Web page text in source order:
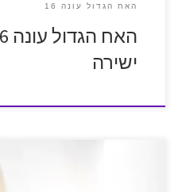
האח הגדול עונה 16
ישירה